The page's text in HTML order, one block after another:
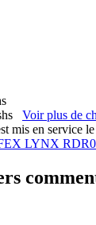
Voir plus de
mis en service
LYNX